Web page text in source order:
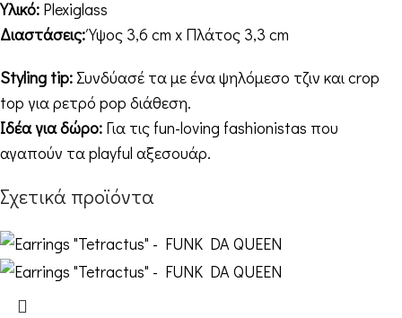
Υλικό: Plexiglass
Διαστάσεις:Ύψος 3,6 cm x Πλάτος 3,3 cm
Styling tip: Συνδύασέ τα με ένα ψηλόμεσο τζιν και crop
top για ρετρό pop διάθεση.
Ιδέα για δώρο: Για τις fun-loving fashionistas που
αγαπούν τα playful αξεσουάρ.
Σχετικά προϊόντα